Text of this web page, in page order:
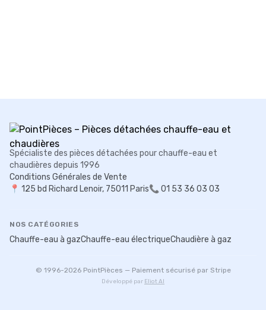
Spécialiste des pièces détachées pour chauffe-eau et
chaudières depuis 1996
Conditions Générales de Vente
📍 125 bd Richard Lenoir, 75011 Paris📞 01 53 36 03 03
NOS CATÉGORIES
Chauffe-eau à gazChauffe-eau électriqueChaudière à gaz
© 1996-2026PointPièces — Paiement sécurisé par Stripe
Développé par Eliot AI